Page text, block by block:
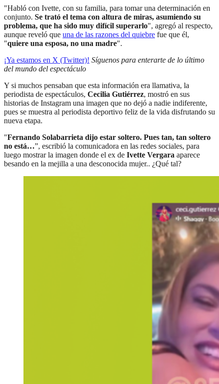
"Habló con Ivette, con su familia, para tomar una determinación en
conjunto. Se trató el tema con altura de miras, asumiendo su
problema, que ha sido muy difícil superarlo", agregó al respecto,
aunque reveló que una de las razones del quiebre fue que él,
"quiere una esposa, no una madre".
¡Ya estamos en X (Twitter)! Síguenos para enterarte de lo último
del mundo del espectáculo
Y si muchos pensaban que esta información era llamativa, la
periodista de espectáculos, Cecilia Gutiérrez, mostró en sus
historias de Instagram una imagen que no dejó a nadie indiferente,
pues se muestra al periodista deportivo feliz de la vida disfrutando su
nueva etapa.
"Fernando Solabarrieta dijo estar soltero. Pues tan, tan soltero
no está…”, escribió la comunicadora en las redes sociales, para
luego mostrar la imagen donde el ex de Ivette Vergara aparece
besando en la mejilla a una desconocida mujer.. ¿Qué tal?